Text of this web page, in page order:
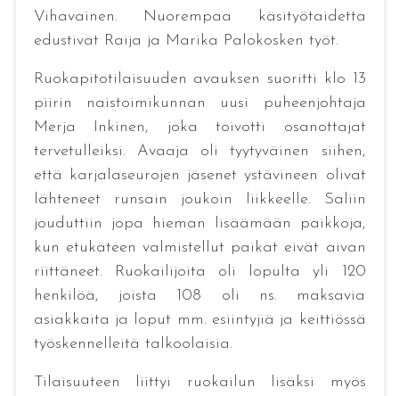
Vihavainen. Nuorempaa käsityötaidetta
edustivat Raija ja Marika Palokosken työt.
Ruokapitotilaisuuden avauksen suoritti klo 13
piirin naistoimikunnan uusi puheenjohtaja
Merja Inkinen, joka toivotti osanottajat
tervetulleiksi. Avaaja oli tyytyväinen siihen,
että karjalaseurojen jäsenet ystävineen olivat
lähteneet runsain joukoin liikkeelle. Saliin
jouduttiin jopa hieman lisäämään paikkoja,
kun etukäteen valmistellut paikat eivät aivan
riittäneet. Ruokailijoita oli lopulta yli 120
henkilöä, joista 108 oli ns. maksavia
asiakkaita ja loput mm. esiintyjiä ja keittiössä
työskennelleitä talkoolaisia.
Tilaisuuteen liittyi ruokailun lisäksi myös